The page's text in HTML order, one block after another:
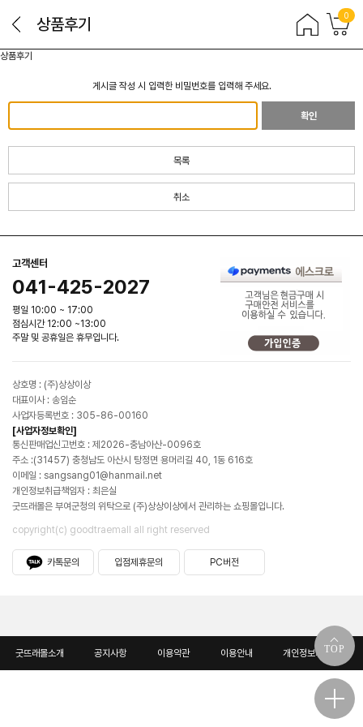
상품후기 0
상품후기
게시글 작성 시 입력한 비밀번호를 입력해 주세요.
확인
목록
취소
고객센터
041-425-2027
평일 10:00 ~ 17:00
점심시간 12:00 ~13:00
주말 및 공휴일은 휴무입니다.
상호명 : (주)상상이상
대표이사 : 송임순
사업자등록번호 : 305-86-00160
[사업자정보확인]
통신판매업신고번호 : 제2026-충남아산-0096호
주소 :(31457) 충청남도 아산시 탕정면 용머리길 40, 1동 616호
이메일 : sangsang01@hanmail.net
개인정보취급책임자 : 최은실
굿뜨래몰은 부여군청의 위탁으로 (주)상상이상에서 관리하는 쇼핑몰입니다.
copyright(c) goodtraemall all right reserved
카톡문의 입점제휴문의 PC버전
굿뜨래몰소개 공지사항 이용약관 이용안내 개인정보처리방침
TOP